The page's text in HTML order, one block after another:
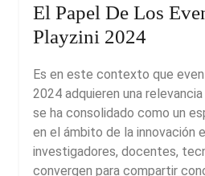
El Papel De Los
Playzini 2024
Es en este contexto que
2024 adquieren una
se ha consolidado como un
en el ámbito de la innovación
investigadores, docentes,
convergen para compartir